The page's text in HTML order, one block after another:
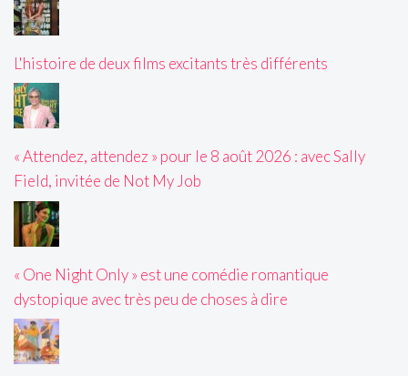
L'histoire de deux films excitants très différents
« Attendez, attendez » pour le 8 août 2026 : avec Sally
Field, invitée de Not My Job
« One Night Only » est une comédie romantique
dystopique avec très peu de choses à dire